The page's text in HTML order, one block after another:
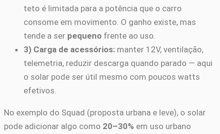
teto é limitada para a potência que o carro
consome em movimento. O ganho existe, mas
tende a ser pequeno frente ao uso.
3) Carga de acessórios: manter 12V, ventilação,
telemetria, reduzir descarga quando parado — aqui
o solar pode ser útil mesmo com poucos watts
efetivos.
No exemplo do Squad (proposta urbana e leve), o solar
pode adicionar algo como 20–30% em uso urbano